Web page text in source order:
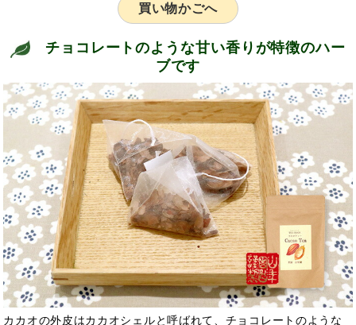
買い物かごへ
チョコレートのような甘い香りが特徴のハー
ブです
カカオの外皮はカカオシェルと呼ばれて、チョコレートのような